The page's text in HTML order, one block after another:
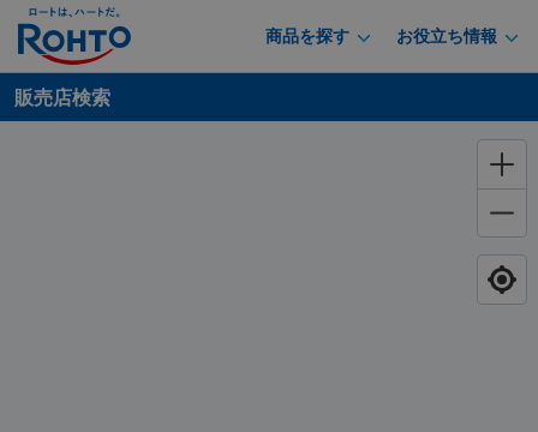
商品を探す お役立ち情報
販売店検索